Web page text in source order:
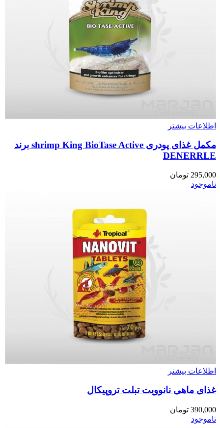
اطلاعات بیشتر
مکمل غذای پودری shrimp King BioTase Active برند
DENERRLE
295,000 تومان
ناموجود
اطلاعات بیشتر
غذای ماهی نانوویت تبلت تروپیکال
390,000 تومان
ناموجود